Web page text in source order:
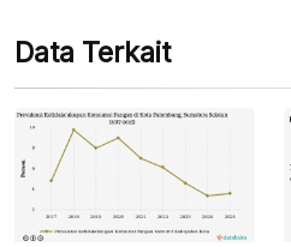
Data Terkait